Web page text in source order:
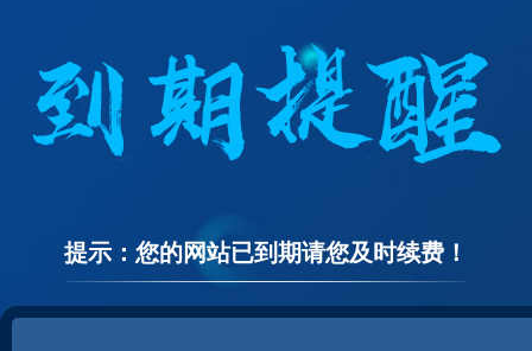
提示：您的网站已到期请您及时续费！